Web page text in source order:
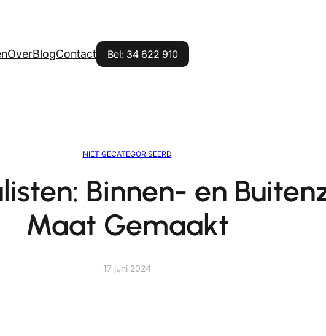
OverBlogContact Bel: 34 622 910
NIET GECATEGORISEERD
Binnen- en
Maat Gemaakt
17 juni 2024